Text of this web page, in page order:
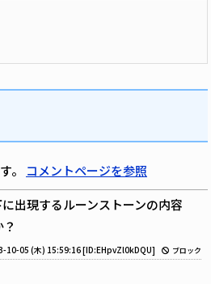
。 コメントページを参照
出現するルーンストーンの内容
10-05 (木) 15:59:16[ID:EHpvZl0kDQU] ブロック